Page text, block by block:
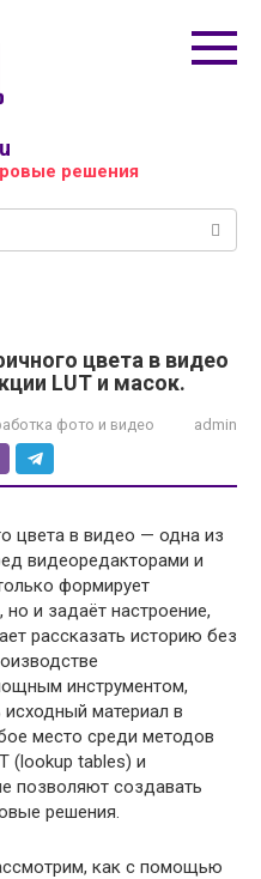
решения
цвета в видео
LUT и масок.
фото и видео admin
цвета в видео — одна из
видеоредакторами и
формирует
и задаёт настроение,
рассказать историю без
инструментом,
материал в
место среди методов
(lookup tables) и
позволяют создавать
решения.
как с помощью